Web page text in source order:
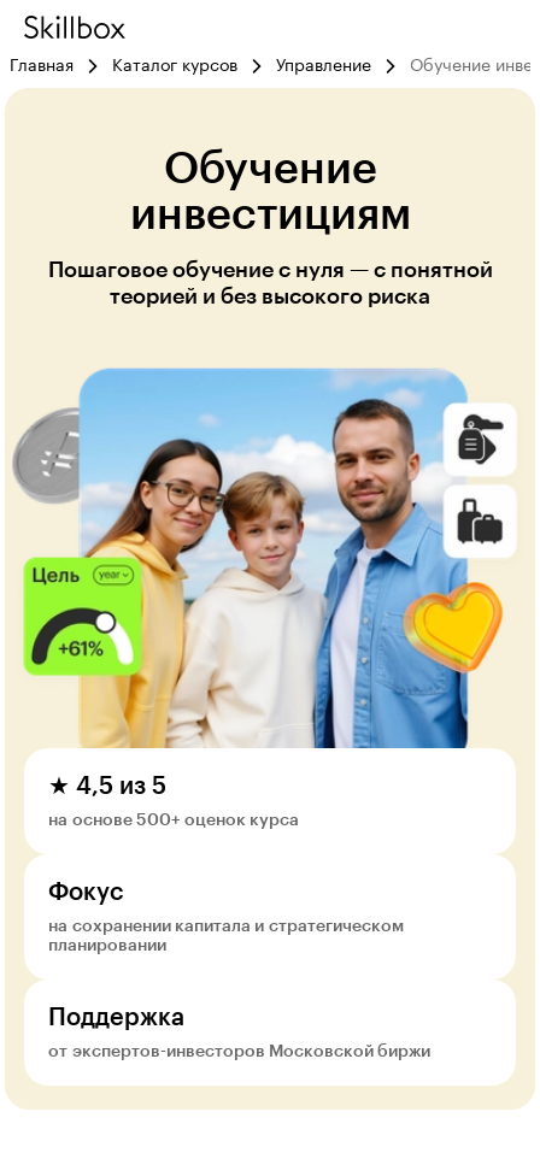
Главная Каталог курсов Управление Обучение
Обучение
инвестициям
Пошаговое обучение с нуля — с понятной
теорией и без высокого риска
★ 4,5 из 5
на основе 500+ оценок курса
Фокус
на сохранении капитала и стратегическом
планировании
Поддержка
от экспертов-инвесторов Московской биржи